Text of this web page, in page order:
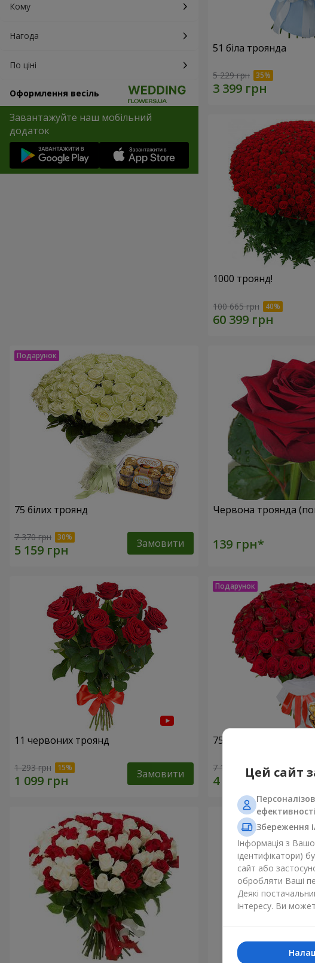
Кому
Нагода
По ціні
Оформлення весіль
Завантажуйте наш мобільний
додаток
51 біла троянда
5 229 грн
1000 троянд!
100 665 грн
75 білих троянд
7 370 грн Замовити
Червона троянда
11 червоних троянд
1 293 грн Замовити
75 червоних троянд
7 141 грнЦей сайт
ефективності
Збереження
Інформація з
ідентифікатори)
сайт або
обробляти Ваші
Деякі
інтересу. Ви